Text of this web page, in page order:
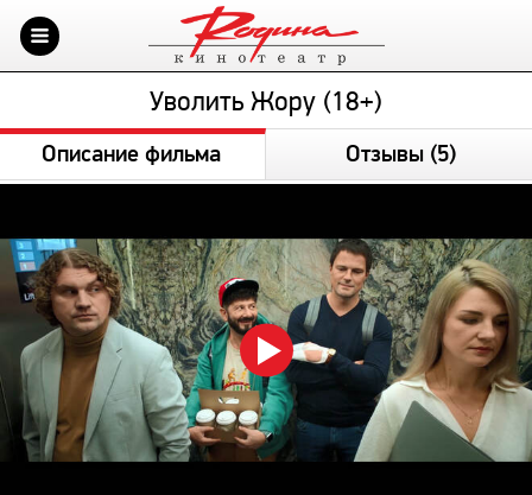
Уволить Жору (18+)
Описание фильма Отзывы (5)